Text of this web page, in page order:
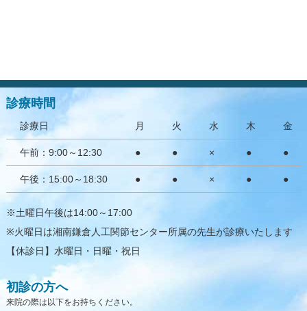
ゆるトレーニング
トピックス
診療時間
診療日 月 火 水 木 金
午前：9:00～12:30 ● ● × ● ●
午後：15:00～18:30 ● ● × ● ●
※土曜日午後は14:00～17:00
※火曜日は湘南鎌倉人工関節センター所属の先生が診療いたします
【休診日】水曜日・日曜・祝日
初診の方へ
来院の際は以下をお持ちください。